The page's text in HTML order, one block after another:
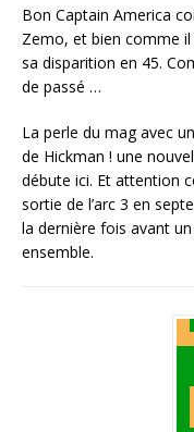
Bon Captain America
Zemo, et bien comme il
sa disparition en 45.
de passé …
La perle du mag avec
de Hickman ! une
débute ici. Et attention
sortie de l’arc 3 en
la dernière fois avant
ensemble.